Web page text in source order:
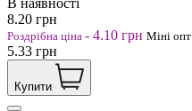
8.20 грн
Роздрібна ціна - 4.10 грн Міні опт
5.33 грн
Купити